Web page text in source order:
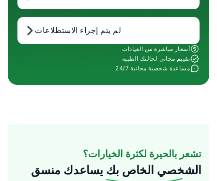
لم يتم إجراء الاستطلاعات
أسعار مباشرة من العيادات
تقييم مجاني لحالتك الطبية
مساعدة شخصية مجانية 24/7
تشعر بالحيرة لكثرة الخيارات؟
الشخصي الخاص بك يساعدك منسق